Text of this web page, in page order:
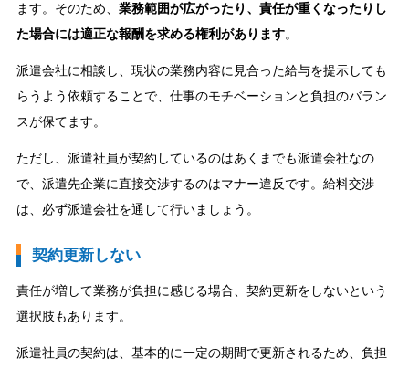
ます。そのため、 業務範囲が広がったり、責任が重くなったりし
た場合には適正な報酬を求める権利があります。
派遣会社に相談し、現状の業務内容に見合った給与を提示しても
らうよう依頼することで、仕事のモチベーションと負担のバラン
スが保てます。
ただし、派遣社員が契約しているのはあくまでも派遣会社なの
で、派遣先企業に直接交渉するのはマナー違反です。給料交渉
は、必ず派遣会社を通して行いましょう。
契約更新しない
責任が増して業務が負担に感じる場合、契約更新をしないという
選択肢もあります。
派遣社員の契約は、基本的に一定の期間で更新されるため、負担